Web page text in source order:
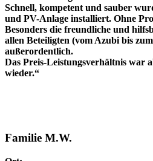
Schnell, kompetent und sauber
und PV-Anlage installiert. Ohne
Besonders die freundliche und
allen Beteiligten (vom Azubi bis
außerordentlich.
Das Preis-Leistungsverhältnis war
wieder.“
Familie M.W.